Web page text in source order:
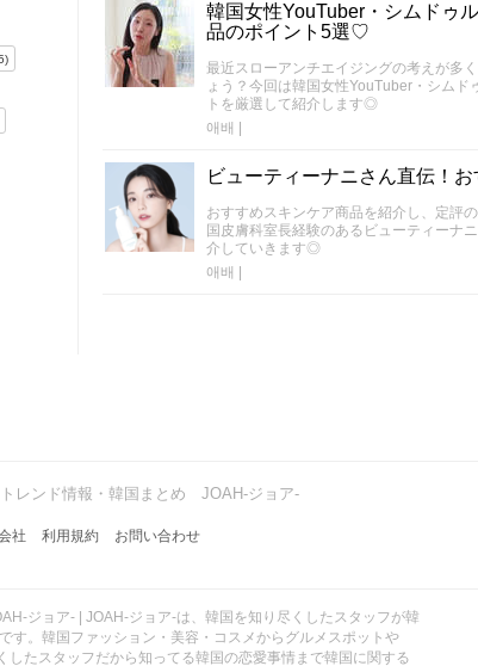
韓国女性YouTuber・シムドゥ
品のポイント5選♡
最近スローアンチエイジングの考えが多
ょう？今回は韓国女性YouTuber・シム
トを厳選して紹介します◎
애배
ビューティーナニさん直伝！
おすすめスキンケア商品を紹介し、定評
国皮膚科室長経験のあるビューティーナ
介していきます◎
애배
レンド情報・韓国まとめ JOAH-ジョア-
社 利用規約 お問い合わせ
ジョア- | JOAH-ジョア-は、韓国を知り尽くしたスタッフが韓
す。韓国ファッション・美容・コスメからグルメスポットや
したスタッフだから知ってる韓国の恋愛事情まで韓国に関する